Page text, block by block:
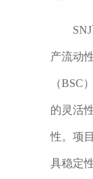
产流动
（BSC
的灵活
性。项
具稳定